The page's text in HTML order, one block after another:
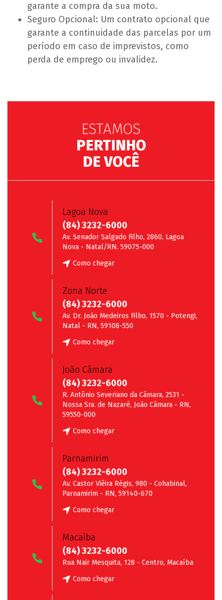
garante a compra da sua moto.
Seguro Opcional: Um contrato opcional que
garante a continuidade das parcelas por um
período em caso de imprevistos, como
perda de emprego ou invalidez.
ESTAMOS
PERTINHO
DE VOCÊ
Lagoa Nova
(84) 3232-6000
Av. Senador Salgado Filho, 2860, Lagoa
Nova - Natal/RN. 59075-000
Como chegar
Zona Norte
(84) 3232-6000
Av. Dr. João Medeiros Filho, 1570 - Potengi,
Natal - RN, 59108-550
Como chegar
João Câmara
(84) 3232-6000
R. Antônio Severiano da Câmara, 2531 -
Nossa Sra. de Nazaré, João Câmara - RN,
59550-000
Como chegar
Parnamirim
(84) 3232-6000
Av. Castor Viêira Régis, 980 - Cohabinal,
Parnamirim - RN, 59140-670
Como chegar
Macaíba
(84) 3232-6000
Rua Nair Mesquita, 128 - Centro, Macaíba
Como chegar